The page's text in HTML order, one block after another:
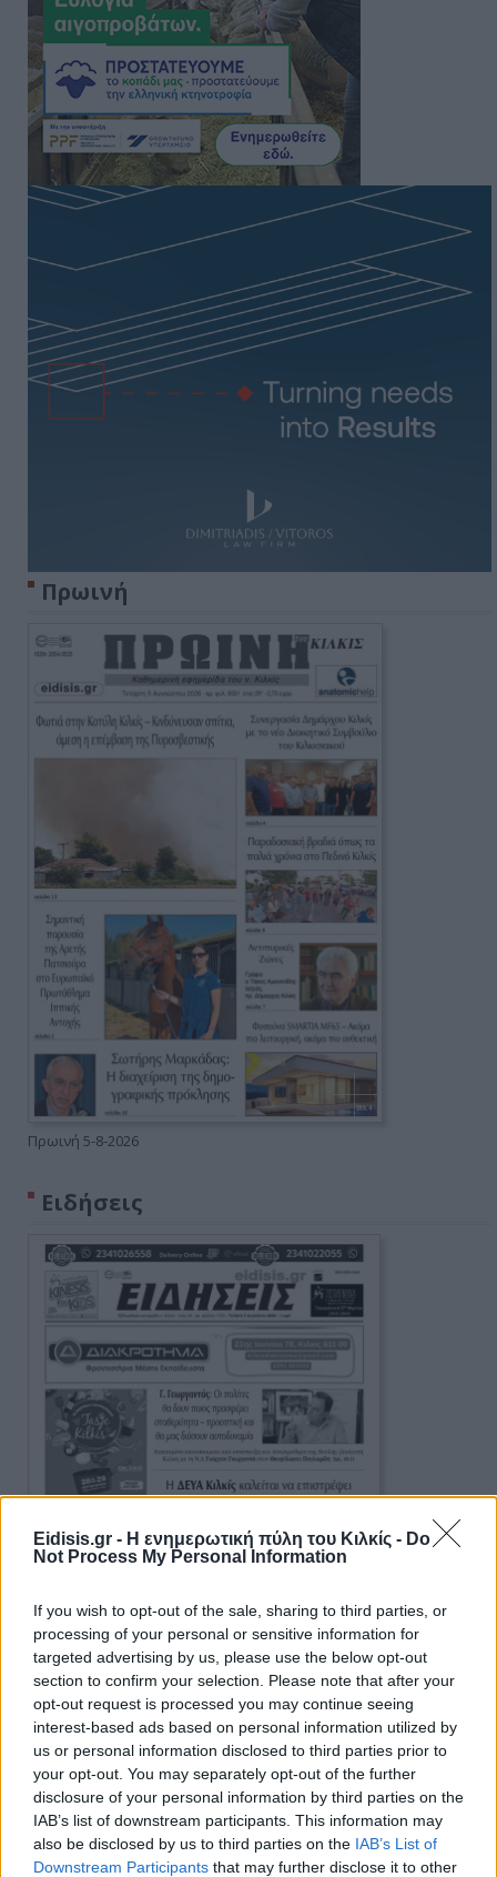
Eidisis.gr - Η ενημερωτική πύλη του Κιλκίς - Do
Not Process My Personal Information
If you wish to opt-out of the sale, sharing to third parties, or
processing of your personal or sensitive information for
targeted advertising by us, please use the below opt-out
section to confirm your selection. Please note that after your
opt-out request is processed you may continue seeing
interest-based ads based on personal information utilized by
us or personal information disclosed to third parties prior to
your opt-out. You may separately opt-out of the further
disclosure of your personal information by third parties on the
IAB’s list of downstream participants. This information may
also be disclosed by us to third parties on the IAB’s List of
Downstream Participants that may further disclose it to other
Πρωινή
Πρωινή 5-8-2026
Ειδήσεις
Ειδήσεις 5-8-2026